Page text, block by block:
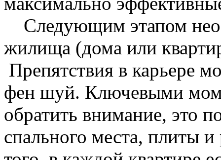
Следующим этапом
жилища (дома или
Препятствия в карьере
фен шуй. Ключевыми
обратить внимание, это
спального места, плиты